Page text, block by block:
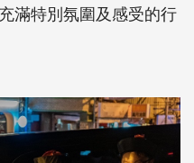
滿特別氛圍及感受的行